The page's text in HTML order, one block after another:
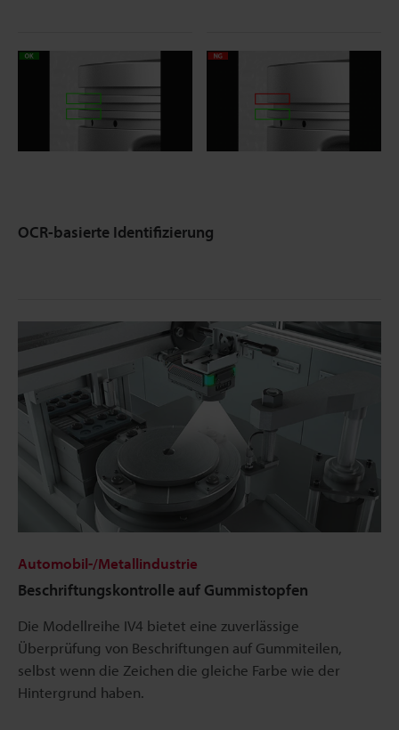
OCR-basierte Identifizierung
Automobil-/Metallindustrie
Beschriftungskontrolle auf Gummistopfen
Die Modellreihe IV4 bietet eine zuverlässige
Überprüfung von Beschriftungen auf Gummiteilen,
selbst wenn die Zeichen die gleiche Farbe wie der
Hintergrund haben.